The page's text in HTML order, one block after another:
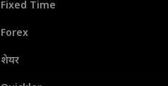
Fixed Time
Forex
शेयर